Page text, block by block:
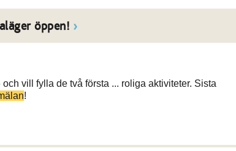
öppen!
vill fylla de två första ... roliga aktiviteter. Sista
!